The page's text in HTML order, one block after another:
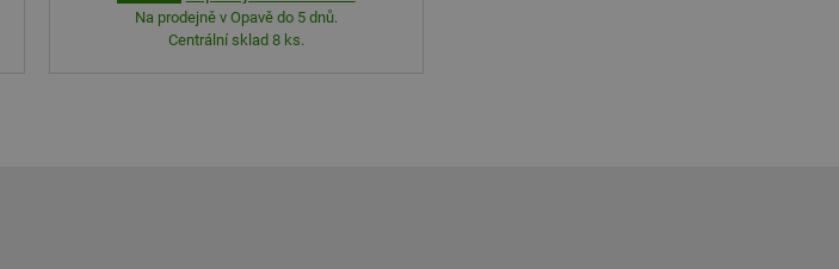
Na prodejně v Opavě do 5 dnů.
Centrální sklad 8 ks.